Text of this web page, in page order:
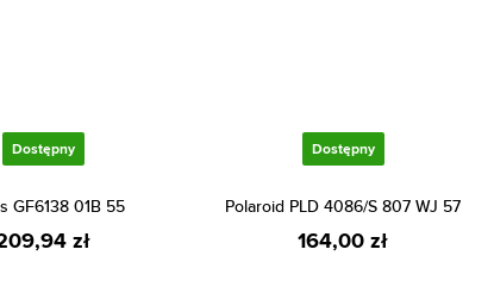
Dostępny
GF6138 01B 55
zł
Dostępny
Polaroid PLD 4086/S 807 WJ 57
164,00 zł